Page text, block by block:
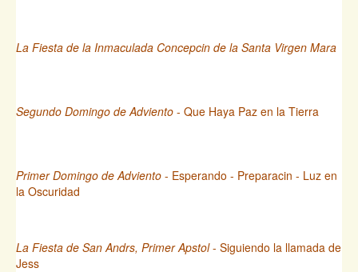
La Fiesta de la Inmaculada Concepcin de la Santa Virgen Mara
Segundo Domingo de Adviento - Que Haya Paz en la Tierra
Primer Domingo de Adviento - Esperando - Preparacin - Luz en
la Oscuridad
La Fiesta de San Andrs, Primer Apstol- Siguiendo la llamada de
Jess